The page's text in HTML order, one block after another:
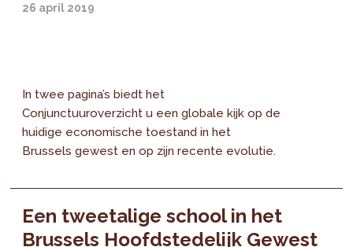
26 april 2019
In twee pagina’s biedt het
Conjunctuuroverzicht u een globale kijk op de
huidige economische toestand in het
Brussels gewest en op zijn recente evolutie.
Een tweetalige school in het
Brussels Hoofdstedelijk Gewest